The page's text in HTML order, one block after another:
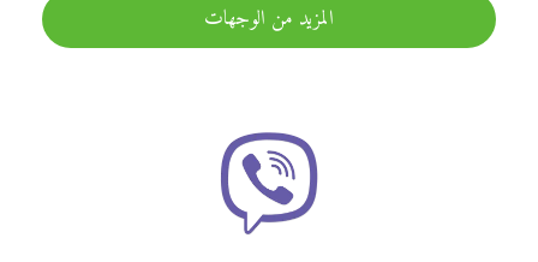
المزيد من الوجهات